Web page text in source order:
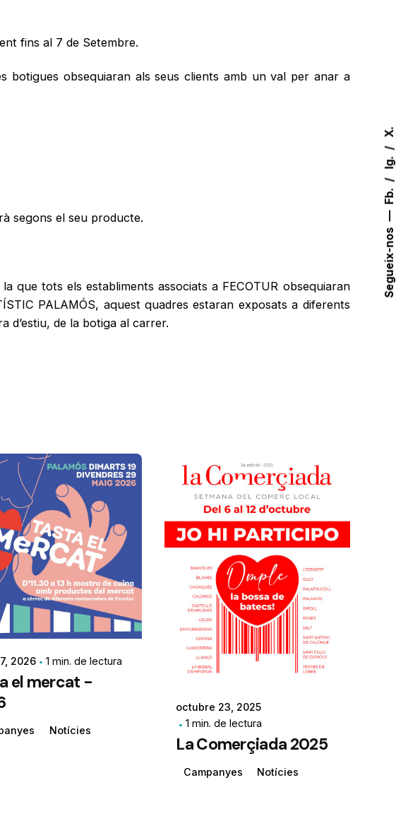
Segueix-nos
Fb.
Ig.
X.
fins al 7 de Setembre.
botigues obsequiaran als seus clients amb un val per anar a
segons el seu producte.
que tots els establiments associats a FECOTUR obsequiaran
PALAMÓS, aquest quadres estaran exposats a diferents
d’estiu, de la botiga al carrer.
2026 1 min. de lectura
el mercat -
Notícies
octubre 23, 2025
1 min. de lectura
La Comerçiada 2025
Campanyes Notícies